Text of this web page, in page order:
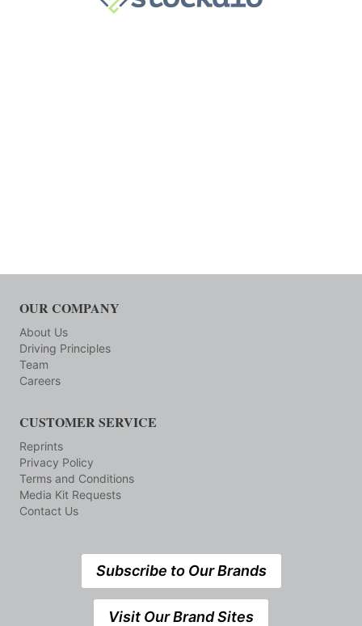
OUR COMPANY
About Us
Driving Principles
Team
Careers
CUSTOMER SERVICE
Reprints
Privacy Policy
Terms and Conditions
Media Kit Requests
Contact Us
Subscribe to Our Brands
Visit Our Brand Sites